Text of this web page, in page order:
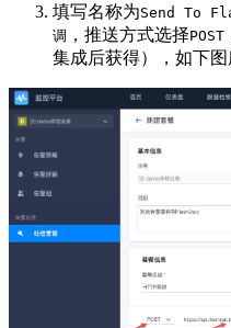
填写名称为Send To
调 ，推送方式选择POST
集成后获得），如下图